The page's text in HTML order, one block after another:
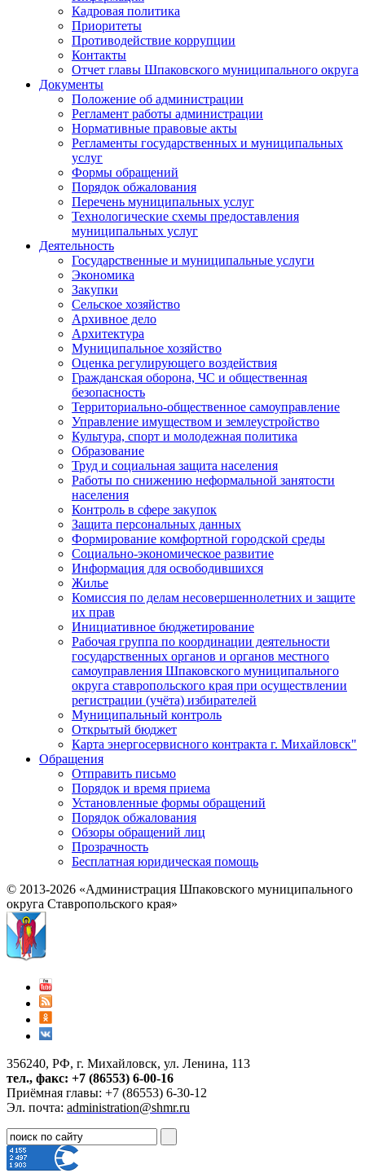
Кадровая политика
Приоритеты
Противодействие коррупции
Контакты
Отчет главы Шпаковского муниципального округа
Документы
Положение об администрации
Регламент работы администрации
Нормативные правовые акты
Регламенты государственных и муниципальных
услуг
Формы обращений
Порядок обжалования
Перечень муниципальных услуг
Технологические схемы предоставления
муниципальных услуг
Деятельность
Государственные и муниципальные услуги
Экономика
Закупки
Сельское хозяйство
Архивное дело
Архитектура
Муниципальное хозяйство
Оценка регулирующего воздействия
Гражданская оборона, ЧС и общественная
безопасность
Территориально-общественное самоуправление
Управление имуществом и землеустройство
Культура, спорт и молодежная политика
Образование
Труд и социальная защита населения
Работы по снижению неформальной занятости
населения
Контроль в сфере закупок
Защита персональных данных
Формирование комфортной городской среды
Социально-экономическое развитие
Информация для освободившихся
Жилье
Комиссия по делам несовершеннолетних и защите
их прав
Инициативное бюджетирование
Рабочая группа по координации деятельности
государственных органов и органов местного
самоуправления Шпаковского муниципального
округа ставропольского края при осуществлении
регистрации (учёта) избирателей
Муниципальный контроль
Открытый бюджет
Карта энергосервисного контракта г. Михайловск"
Обращения
Отправить письмо
Порядок и время приема
Установленные формы обращений
Порядок обжалования
Обзоры обращений лиц
Прозрачность
Бесплатная юридическая помощь
© 2013-2026 «Администрация Шпаковского муниципального
округа Ставропольского края»
356240, РФ, г. Михайловск, ул. Ленина, 113
тел., факс: +7 (86553) 6-00-16
Приёмная главы: +7 (86553) 6-30-12
Эл. почта: administration@shmr.ru